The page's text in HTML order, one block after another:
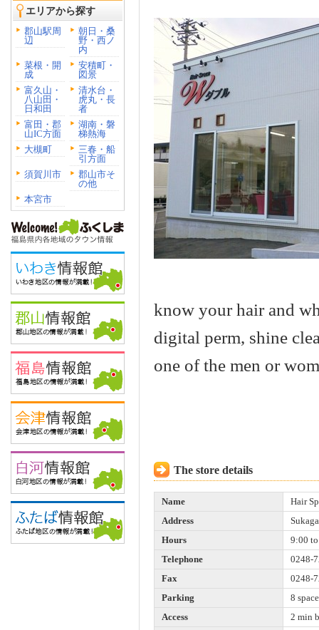
エリアから探す
郡山駅周
辺
朝日・桑
野・西ノ
内
菜根・開
成
安積町・
図景
富久山・
八山田・
日和田
清水台・
虎丸・長
者
富田・郡
山IC方面
湖南・磐
梯熱海
大槻町
三春・船
引方面
須賀川市
郡山市そ
の他
本宮市
know your hair and
digital perm, shine
one of the men or
The store details
Name
Hair
Address
Hours
9:00
Telephone
0248-
Fax
0248-
Parking
8
Access
2 min